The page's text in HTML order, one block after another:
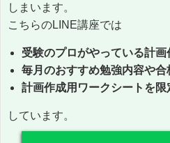
しまいます。
こちらのLINE講座では
受験のプロがやっている計
毎月のおすすめ勉強内容や
計画作成用ワークシートを限
しています。